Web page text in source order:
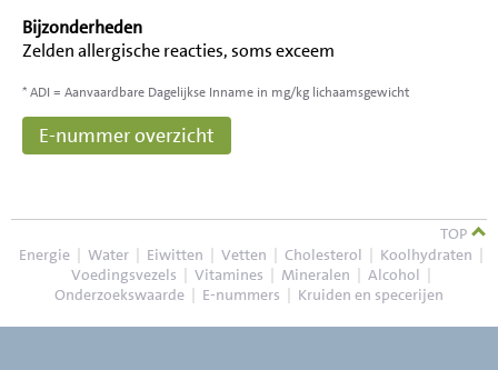
Bijzonderheden
Zelden allergische reacties, soms exceem
* ADI = Aanvaardbare Dagelijkse Inname in mg/kg lichaamsgewicht
E-nummer overzicht
TOP
Energie | Water | Eiwitten | Vetten | Cholesterol | Koolhydraten |
Voedingsvezels | Vitamines | Mineralen | Alcohol |
Onderzoekswaarde | E-nummers | Kruiden en specerijen